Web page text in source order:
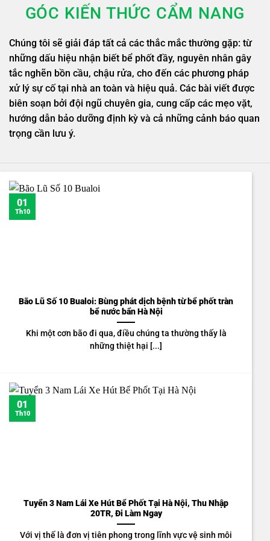
GÓC KIẾN THỨC CẨM NANG
Chúng tôi sẽ giải đáp tất cả các thắc mắc thường gặp: từ
những dấu hiệu nhận biết bể phốt đầy, nguyên nhân gây
tắc nghẽn bồn cầu, chậu rửa, cho đến các phương pháp
xử lý sự cố tại nhà an toàn và hiệu quả. Các bài viết được
biên soạn bởi đội ngũ chuyên gia, cung cấp các mẹo vặt,
hướng dẫn bảo dưỡng định kỳ và cả những cảnh báo quan
trọng cần lưu ý.
Bão Lũ Số 10 Bualoi: Bùng phát dịch bệnh từ bể phốt tràn
bể nước bẩn Hà Nội
Khi một cơn bão đi qua, điều chúng ta thường thấy là
những thiệt hại [...]
01
Th10
Tuyển 3 Nam Lái Xe Hút Bể Phốt Tại Hà Nội, Thu Nhập
20TR, Đi Làm Ngay
Với vị thế là đơn vị tiên phong trong lĩnh vực vệ sinh môi
01
Th10